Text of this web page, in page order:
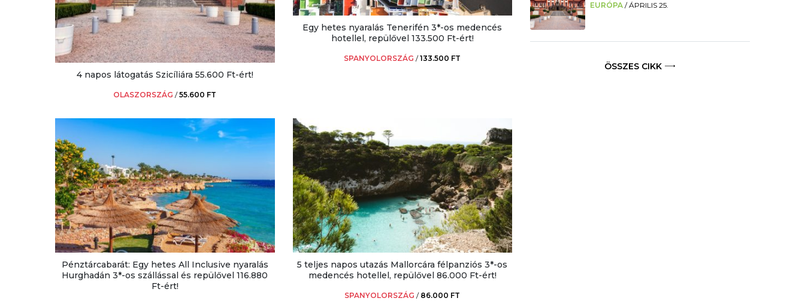
4 napos látogatás Szicíliára 55.600 Ft-ért!
OLASZORSZÁG /55.600 FT
Egy hetes nyaralás Tenerifén 3*-os medencés
hotellel, repülővel 133.500 Ft-ért!
SPANYOLORSZÁG /133.500 FT
Pénztárcabarát: Egy hetes All Inclusive nyaralás
Hurghadán 3*-os szállással és repülővel 116.880
Ft-ért!
5 teljes napos utazás Mallorcára félpanziós 3*-os
medencés hotellel, repülővel 86.000 Ft-ért!
SPANYOLORSZÁG / 86.000 FT
EURÓPA /ÁPRILIS 25.
ÖSSZES CIKK